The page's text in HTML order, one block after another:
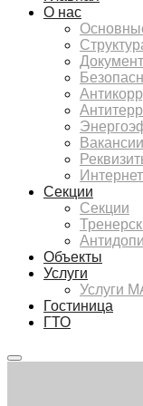
О нас
Вакансии
Секции
Секции
Объекты
Услуги
Услуги
Гостиница
ГТО
Главное